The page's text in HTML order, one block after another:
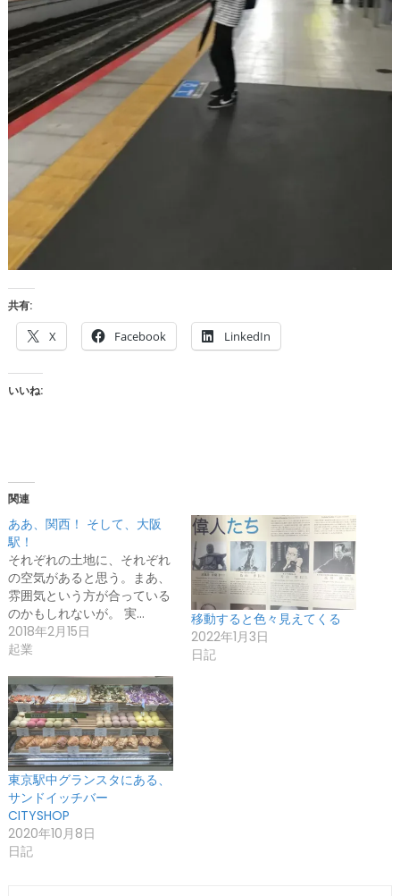
共有:
X Facebook LinkedIn
いいね:
関連
ああ、関西！ そして、大阪
駅！
それぞれの土地に、それぞれ
の空気があると思う。まあ、
雰囲気という方が合っている
のかもしれないが。 実…
2018年2月15日
起業
移動すると色々見えてくる
2022年1月3日
日記
東京駅中グランスタにある、
サンドイッチバー
CITYSHOP
2020年10月8日
日記